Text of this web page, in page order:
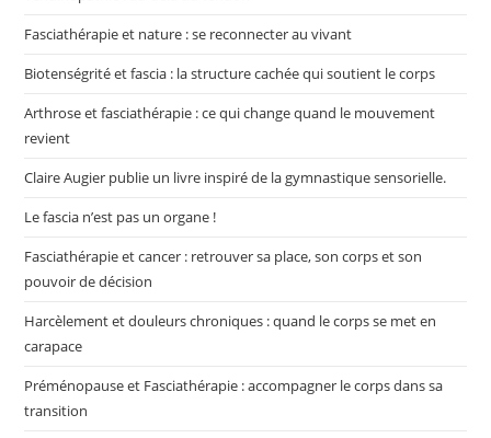
Fasciathérapie et nature : se reconnecter au vivant
Biotenségrité et fascia : la structure cachée qui soutient le corps
Arthrose et fasciathérapie : ce qui change quand le mouvement
revient
Claire Augier publie un livre inspiré de la gymnastique sensorielle.
Le fascia n’est pas un organe !
Fasciathérapie et cancer : retrouver sa place, son corps et son
pouvoir de décision
Harcèlement et douleurs chroniques : quand le corps se met en
carapace
Préménopause et Fasciathérapie : accompagner le corps dans sa
transition